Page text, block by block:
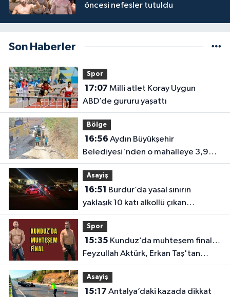
öncesi nefesler tutuldu
Son Haberler
Spor
17:07
ABD’de gururu yaşattı
Bölge
16:56
Belediyesi'nden o mahalleye 3,9
milyon TL’lik yatırım
Asayiş
16:51
yaklaşık 10 katı alkollü çıkan
sürücüye büyük ceza
Spor
15:35
Feyzullah Aktürk, Erkan Taş'tan
Kırkpınar'ın rövanşını aldı
Asayiş
15:17